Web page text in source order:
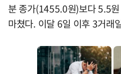
분 종가(1455.0원)보다 5.5
마쳤다. 이달 6일 이후 3거래